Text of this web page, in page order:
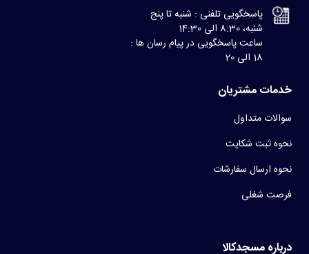
پاسخگویی تلفنی : شنبه تا پنج
شنبه، 8:30 الی 14:30
ساعت پاسخگویی در پیام رسان ها :
18 الی 20
خدمات مشتریان
سوالات متداول
نحوه ثبت شکایت
نحوه ارسال سفارشات
فرصت شغلی
درباره مسجدکالا